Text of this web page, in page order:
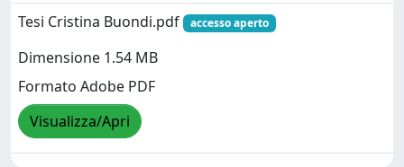
Tesi Cristina Buondi.pdf
accesso aperto
Dimensione 1.54 MB
Formato Adobe PDF
Visualizza/Apri